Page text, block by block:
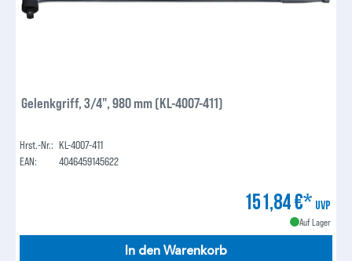
Gelenkgriff, 3/4", 980 mm (KL-4007-411)
Hrst.-Nr.: KL-4007-411
EAN:
4046459145622
151,84 €* UVP
Auf Lager
In den Warenkorb